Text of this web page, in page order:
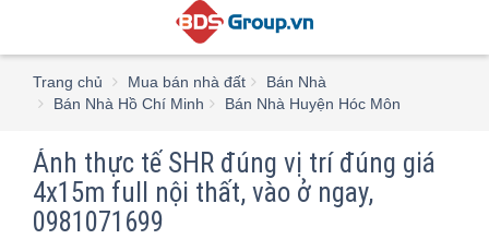
Trang chủ Mua bán nhà đất
Bán Nhà
Bán Nhà Hồ Chí Minh
Bán Nhà Huyện Hóc Môn
Ảnh thực tế SHR đúng vị trí đúng giá
4x15m full nội thất, vào ở ngay,
0981071699